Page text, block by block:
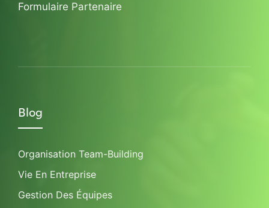
Formulaire Partenaire
Blog
Organisation Team-Building
Vie En Entreprise
Gestion Des Équipes